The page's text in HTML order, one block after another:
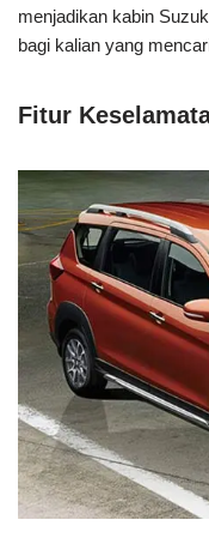
menjadikan kabin
bagi kalian yang
Fitur